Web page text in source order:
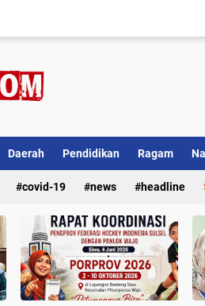
Daerah Pendidikan Ragam
covid-19 news headline